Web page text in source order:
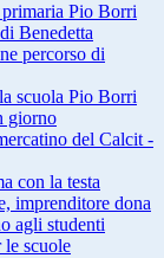
Pio Borri
Benedetta
percorso di
scuola Pio Borri
giorno
del Calcit -
con la testa
imprenditore dona
agli studenti
scuole